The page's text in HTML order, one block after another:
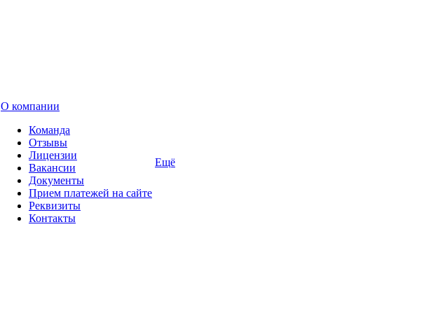
О компании
Команда
Отзывы
Лицензии
Вакансии
Документы
Прием платежей на сайте
Реквизиты
Контакты
Ещё